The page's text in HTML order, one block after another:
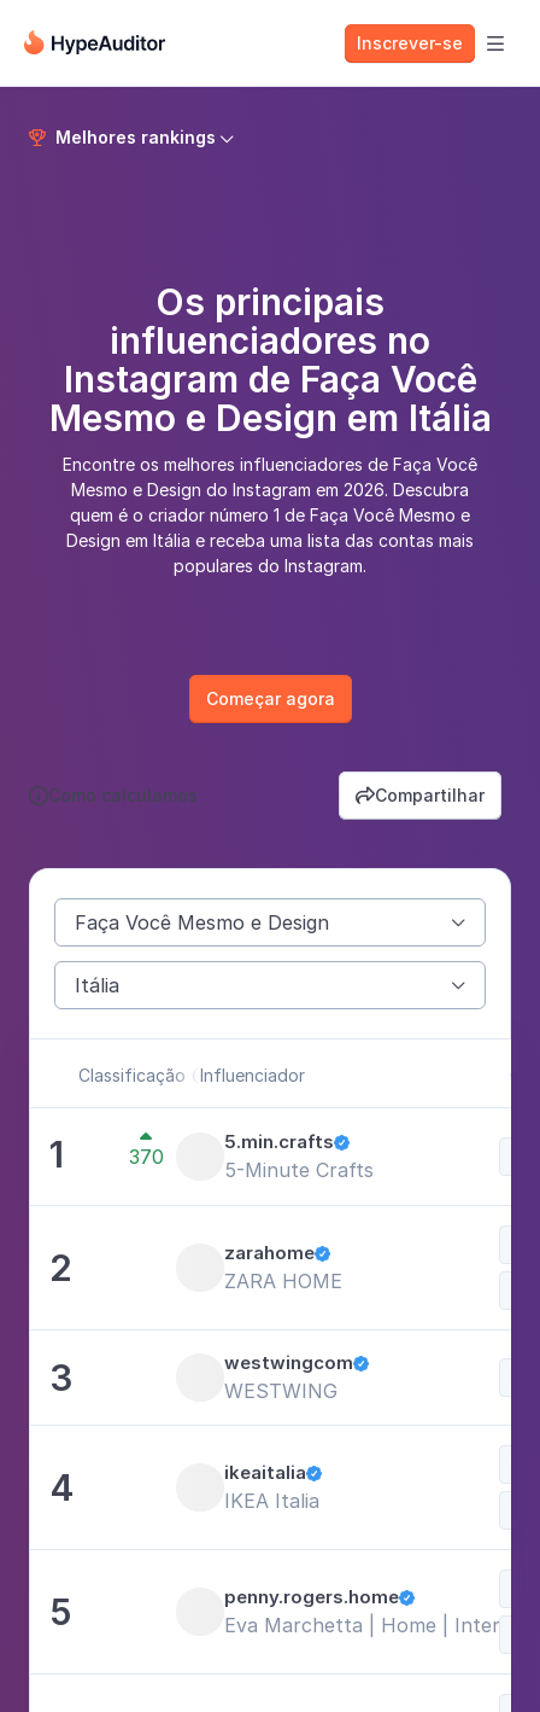
Inscrever-se 
 Melhores rankings 
Os principais
influenciadores no
Instagram de Faça Você
Mesmo e Design em Itália
Encontre os melhores influenciadores de Faça Você
Mesmo e Design do Instagram em 2026. Descubra
quem é o criador número 1 de Faça Você Mesmo e
Design em Itália e receba uma lista das contas mais
populares do Instagram.
Começar agora
Como calculamos Compartilhar
Faça Você Mesmo e Design 
Itália 
Classificação Influenciador
1 
370
5.min.crafts
5-Minute Crafts
2 zarahome
ZARA HOME
3 westwingcom
WESTWING
4 ikeaitalia
IKEA Italia
5 penny.rogers.home
Eva Marchetta | Home | Interior